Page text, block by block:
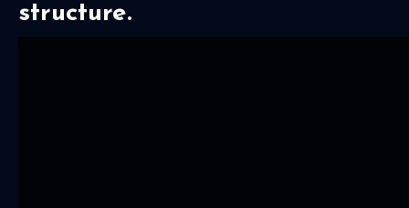
structure.